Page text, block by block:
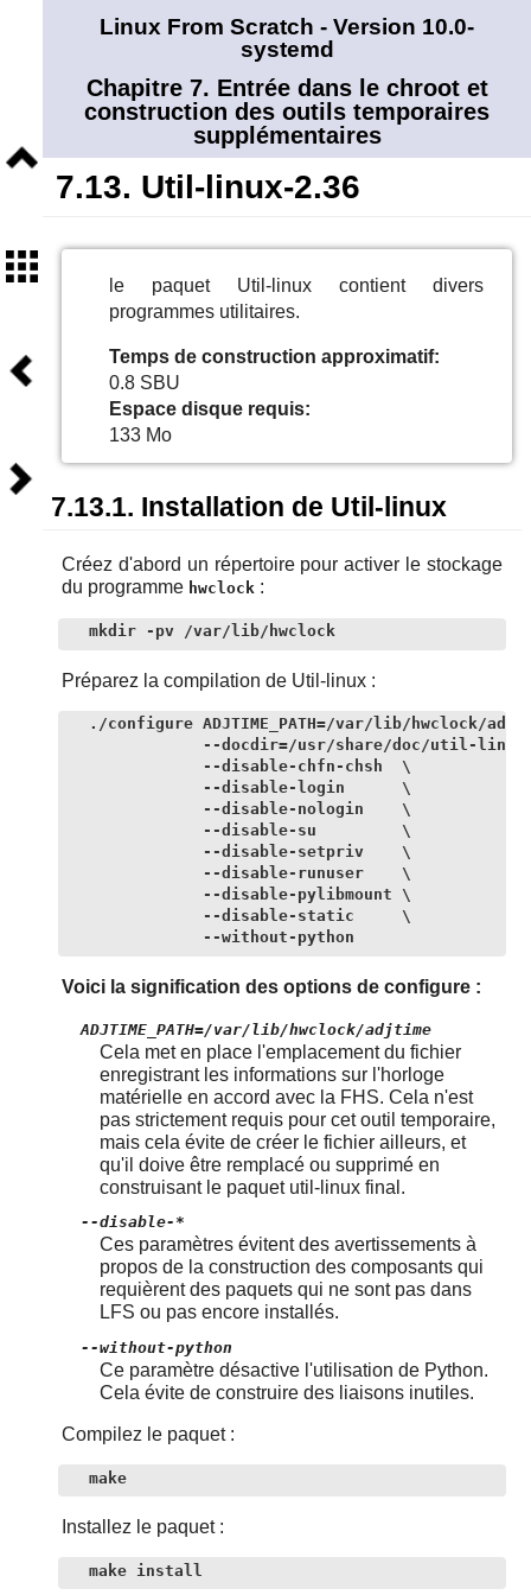
Linux From Scratch - Version 10.0-
systemd
Chapitre 7. Entrée dans le chroot et
construction des outils temporaires
supplémentaires
7.13. Util-linux-2.36
le paquet Util-linux contient divers
programmes utilitaires.
Temps de construction approximatif:
0.8 SBU
Espace disque requis:
133 Mo
7.13.1. Installation de Util-linux
Créez d'abord un répertoire pour activer le stockage
du programme hwclock :
mkdir -pv /var/lib/hwclock
Préparez la compilation de Util-linux :
./configure ADJTIME_PATH=/var/lib/hwclock/
--docdir=/usr/share/doc/util-
            --disable-chfn-chsh  \
            --disable-login      \
            --disable-nologin    \
            --disable-su         \
            --disable-setpriv    \
            --disable-runuser    \
            --disable-pylibmount \
            --disable-static     \
            --without-python
Voici la signification des options de configure :
ADJTIME_PATH=/var/lib/hwclock/adjtime
Cela met en place l'emplacement du fichier
enregistrant les informations sur l'horloge
matérielle en accord avec la FHS. Cela n'est
pas strictement requis pour cet outil temporaire,
mais cela évite de créer le fichier ailleurs, et
qu'il doive être remplacé ou supprimé en
construisant le paquet util-linux final.
--disable-*
Ces paramètres évitent des avertissements à
propos de la construction des composants qui
requièrent des paquets qui ne sont pas dans
LFS ou pas encore installés.
--without-python
Ce paramètre désactive l'utilisation de Python.
Cela évite de construire des liaisons inutiles.
Compilez le paquet :
make
Installez le paquet :
make install
Précédent
Suivant
Sommaire